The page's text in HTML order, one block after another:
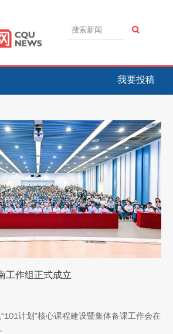
我要投稿
工作组正式成立
计划”核心课程建设暨集体备课工作会在